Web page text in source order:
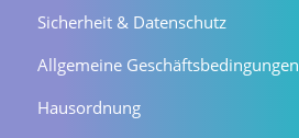
Sicherheit & Datenschutz
Allgemeine Geschäftsbedingungen
Hausordnung